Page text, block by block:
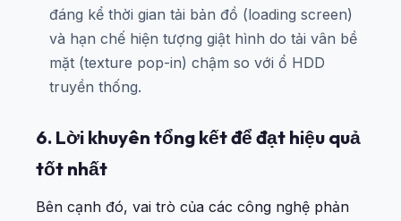
đáng kể thời gian tải bản đồ (loading screen)
và hạn chế hiện tượng giật hình do tải vân bề
mặt (texture pop-in) chậm so với ổ HDD
truyền thống.
6. Lời khuyên tổng kết để đạt hiệu quả
tốt nhất
Bên cạnh đó, vai trò của các công nghệ phản